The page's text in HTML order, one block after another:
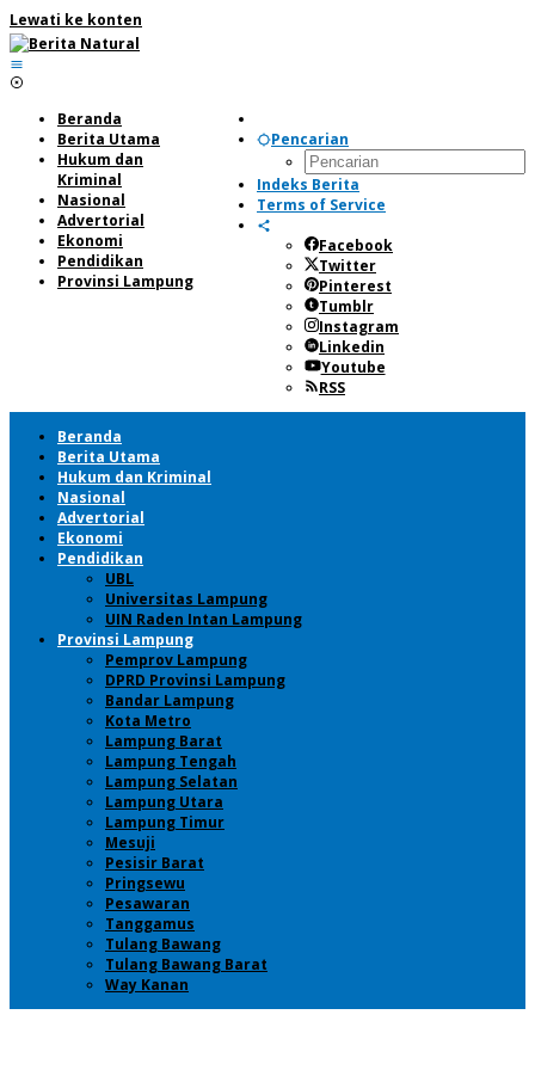
Lewati ke konten
Pencarian
Indeks Berita
Terms of Service
Facebook
Twitter
Pinterest
Tumblr
Instagram
Linkedin
Youtube
RSS
Beranda
Berita Utama
Hukum dan
Kriminal
Nasional
Advertorial
Ekonomi
Pendidikan
Provinsi Lampung
Beranda
Berita Utama
Hukum dan Kriminal
Nasional
Advertorial
Ekonomi
Pendidikan
UBL
Universitas Lampung
UIN Raden Intan Lampung
Provinsi Lampung
Pemprov Lampung
DPRD Provinsi Lampung
Bandar Lampung
Kota Metro
Lampung Barat
Lampung Tengah
Lampung Selatan
Lampung Utara
Lampung Timur
Mesuji
Pesisir Barat
Pringsewu
Pesawaran
Tanggamus
Tulang Bawang
Tulang Bawang Barat
Way Kanan